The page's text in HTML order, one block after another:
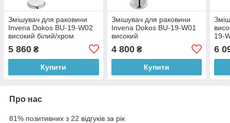
Змішувач для раковини
Invena Dokos BU-19-W02
високий білий/хром
5 860 ₴
Купити
Змішувач для раковини
Invena Dokos BU-19-W01
високий
4 800₴
Купити
19-
6
Про нас
81% позитивних з 22 відгуків за рік